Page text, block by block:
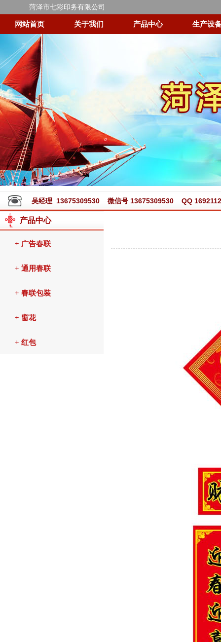
菏泽市七彩印务有限公司
网站首页 关于我们 产品中心 生产设
吴经理 13675309530 微信号 13675309530 QQ
产品中心
+ 广告春联
+ 通用春联
+ 春联包装
+ 窗花
+ 红包